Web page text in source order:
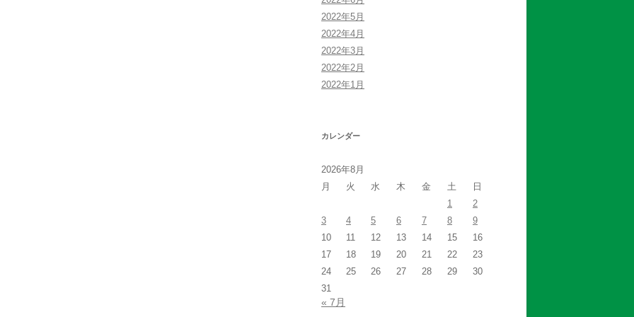
2022年5月
2022年4月
2022年3月
2022年2月
2022年1月
カレンダー
2026年8月
月
火 水 木 金 土
日
1
2
3
4 5 6 7 8
9
10
11 12 13 14 15
16
17
18 19 20 21 22
23
24
25 26 27 28 29
30
31
« 7月